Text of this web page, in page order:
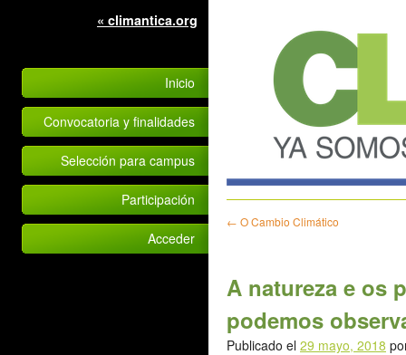
« climantica.org
Inicio
Convocatoria y finalidades
Selección para campus
Participación
Acceder
← O Cambio Climático
A natureza e os
podemos
Publicado el 29 mayo, 2018